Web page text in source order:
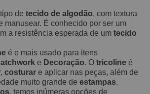
de tecido de algodão, com textura
manusear. É conhecido por ser um
a resistência esperada de um tecido
é o mais usado para itens
e Decoração. O tricoline é
costurar e aplicar nas peças, além de
muito grande de estampas.
, temos inúmeras opções de